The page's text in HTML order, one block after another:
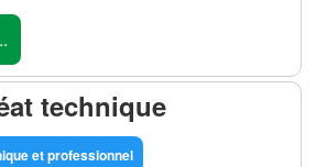
technique
et professionnel